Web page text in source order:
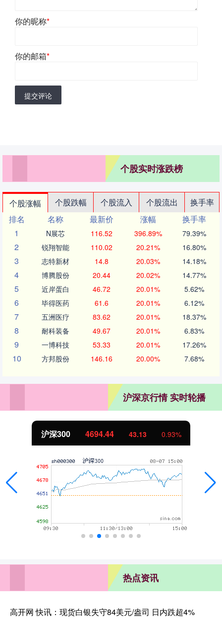
你的昵称*
你的邮箱*
提交评论
个股实时涨跌榜
个股涨幅 个股跌幅 个股流入 个股流出
换手率
排名
名称 最新价 涨幅
换手率
1
N展芯 116.52 396.89% 79.39%
2 锐翔智能 110.02 20.21% 16.80%
3 志特新材 14.8 20.03% 14.18%
4 博腾股份 20.44 20.02% 14.77%
5 近岸蛋白 46.72 20.01% 5.62%
6 毕得医药 61.6 20.01% 6.12%
7 五洲医疗 83.62 20.01% 18.37%
8 耐科装备 49.67 20.01% 6.83%
9 一博科技 53.33 20.01% 17.26%
10 方邦股份 146.16 20.00% 7.68%
沪深京行情 实时轮播
沪深300 4694.44 43.13 0.93%
热点资讯
高开网 快讯：现货白银失守84美元/盎司 日内跌超4%